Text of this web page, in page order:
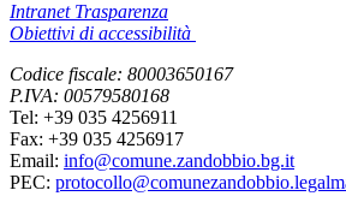
Intranet Trasparenza
Obiettivi di accessibilità
Codice fiscale: 80003650167
P.IVA: 00579580168
Tel: +39 035 4256911
Fax: +39 035 4256917
Email: info@comune.zandobbio.bg.it
PEC: